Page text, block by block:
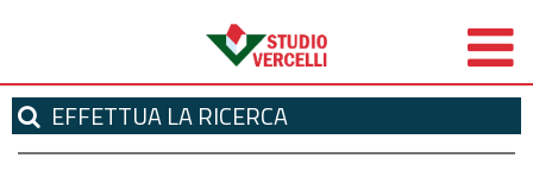
EFFETTUALA RICERCA